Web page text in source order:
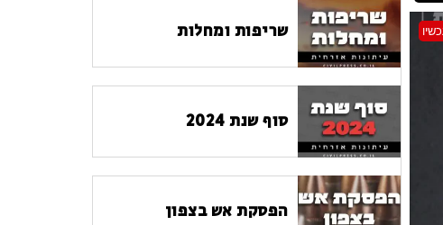
שריפות ומחלות
סוף שנת 2024
הפסקת אש בצפון